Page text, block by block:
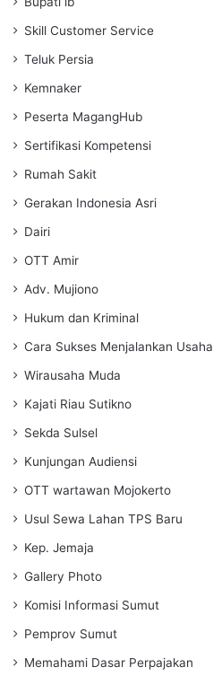
Skill Customer Service
Teluk Persia
Kemnaker
Peserta MagangHub
Sertifikasi Kompetensi
Rumah Sakit
Gerakan Indonesia Asri
Dairi
OTT Amir
Adv. Mujiono
Hukum dan Kriminal
Cara Sukses Menjalankan Usaha
Wirausaha Muda
Kajati Riau Sutikno
Sekda Sulsel
Kunjungan Audiensi
OTT wartawan Mojokerto
Usul Sewa Lahan TPS Baru
Kep. Jemaja
Gallery Photo
Komisi Informasi Sumut
Pemprov Sumut
Memahami Dasar Perpajakan